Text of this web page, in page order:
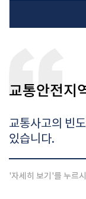
교통안전지
교통사고의 빈
있습니다.
'자세히 보기'를 누르